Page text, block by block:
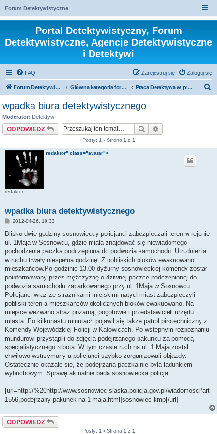
Forum Detektywistyczne
Portal Detektywistyczny, Forum
Detektywistyczne, Agencje Detektywistyczne
i Detektywi
FAQ Zaloguj się
Zarejestruj się
Forum Detektywistyczne, Detektyw Główna kategoria forum Praca Detektywa w praktyce
wpadka biura detektywistycznego
Moderator: Detektyw
ODPOWIEDZ Szukaj
Posty: 1 • Strona 1 z 1
redaktor" class="avatar">
redaktor
wpadka biura detektywistycznego
P
s
2012-04-26, 10:33
Blisko dwie godziny sosnowieccy policjanci zabezpieczali teren w rejonie
ul. 1Maja w Sosnowcu, gdzie miała znajdować się niewiadomego
pochodzenia paczka podczepiona do podwozia samochodu. Utrudnienia
w ruchu trwały niespełna godzinę. Z pobliskich bloków ewakuowano
mieszkańców.Po godzinie 13.00 dyżurny sosnowieckiej komendy został
poinformowany przez mężczyznę o dziwnej paczce podczepionej do
podwozia samochodu zaparkowanego przy ul. 1Maja w Sosnowcu.
Policjanci wraz ze strażnikami miejskimi natychmiast zabezpieczyli
pobliski teren a mieszkańców okolicznych bloków ewakuowano. Na
miejsce wezwano straż pożarną, pogotowie i przedstawicieli urzędu
miasta. Po kilkunastu minutach pojawił się także patrol pirotechniczny z
Komendy Wojewódzkiej Policji w Katowicach. Po wstępnym rozpoznaniu
mundurowi przystąpili do zdjęcia podejrzanego pakunku za pomocą
specjalistycznego robota. W tym czasie ruch na ul. 1 Maja został
chwilowo wstrzymany a policjanci szybko zorganizowali objazdy.
Ostatecznie okazało się, że podejrzana paczka nie była ładunkiem
wybuchowym. Sprawę aktualnie bada sosnowiecka policja.
[url=http://%20http://www.sosnowiec.slaska.policja.gov.pl/wiadomosci/art
1556,podejrzany-pakunek-na-1-maja.html]sosnowiec kmp[/url]
ODPOWIEDZ
Posty: 1 • Strona 1 z 1